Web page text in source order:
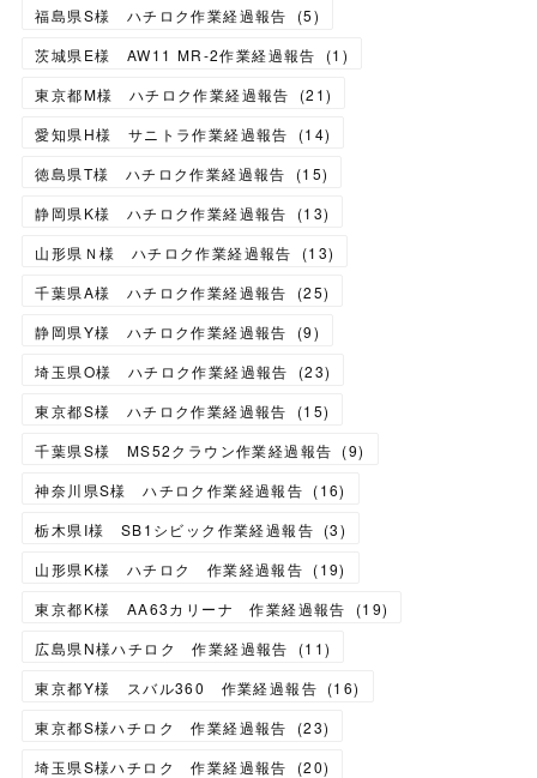
福島県S様 ハチロク作業経過報告
(5)
茨城県E様 AW11 MR-2作業経過報告
(1 )
東京都M様 ハチロク作業経過報告
(21)
愛知県H様 サニトラ作業経過報告
(14)
徳島県T様 ハチロク作業経過報告
(15)
静岡県K様 ハチロク作業経過報告
(13)
山形県Ｎ様 ハチロク作業経過報告
(13)
千葉県A様 ハチロク作業経過報告
(25)
静岡県Y様 ハチロク作業経過報告
(9)
埼玉県O様 ハチロク作業経過報告
(23)
東京都S様 ハチロク作業経過報告
(15)
千葉県S様 MS52クラウン作業経過報告 (9)
神奈川県S様 ハチロク作業経過報告 (16)
栃木県I様 SB1シビック作業経過報告 (3)
山形県K様 ハチロク 作業経過報告 (19)
東京都K様 AA63カリーナ 作業経過報告
(19)
広島県N様ハチロク 作業経過報告
(11)
東京都Y様 スバル360 作業経過報告 (16)
東京都S様ハチロク 作業経過報告
(23)
埼玉県S様ハチロク 作業経過報告
(20)